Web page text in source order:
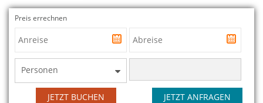
Preis errechnen
Personen
JETZT ANFRAGEN
JETZT BUCHEN